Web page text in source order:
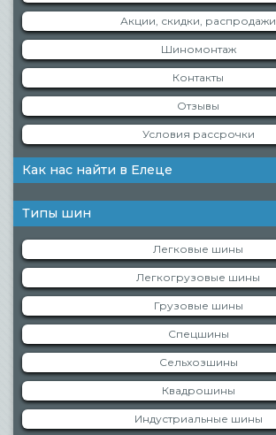
Акции, скидки, распродажи
Шиномонтаж
Контакты
Отзывы
Условия рассрочки
Как нас найти в Елеце
Типы шин
Легковые шины
Легкогрузовые шины
Грузовые шины
Спецшины
Сельхозшины
Квадрошины
Индустриальные шины